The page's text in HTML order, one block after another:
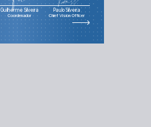
Guilherme Silveira
Coordenador
Paulo Silveira
Chief Vision Officer